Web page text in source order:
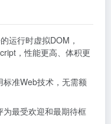
运行时虚拟DOM，
，性能更高、体积更
标准Web技术，无需额
为最受欢迎和最期待框